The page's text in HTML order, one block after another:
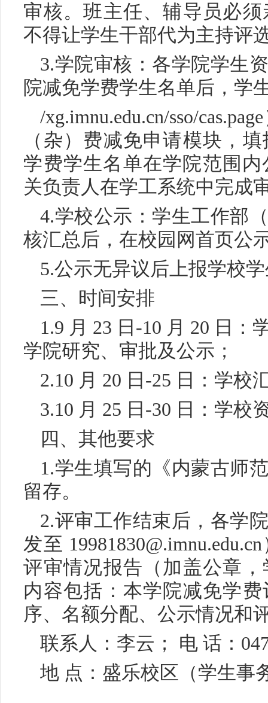
审核。班主任、辅导员必
不得让学生干部代为主持评
3.学院审核：各学院学生
院减免学费学生名单后，学
/xg.imnu.edu.cn/sso/
（杂）费减免申请模块，
学费学生名单在学院范围
关负责人在学工系统中完成
4.学校公示：学生工作部
核汇总后，在校园网首页公
5.公示无异议后上报学校
三、时间安排
1.9 月 23 日-10 月 20 日
学院研究、审批及公示；
2.10 月 20 日-25 日：学校
3.10 月 25 日-30 日：学校
四、其他要求
1.学生填写的《内蒙古师
留存。
2.评审工作结束后，各学
发至
评审情况报告（加盖公章
内容包括：本学院减免学
序、名额分配、公示情况和
联系人：李云； 电 话：
地 点：盛乐校区（学生事